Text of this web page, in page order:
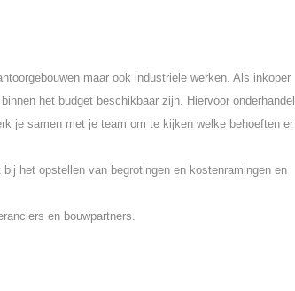
maar ook industriele werken. Als inkoper
het budget beschikbaar zijn. Hiervoor onderhandel
je samen met je team om te kijken welke behoeften er
het opstellen van begrotingen en kostenramingen en
en bouwpartners.